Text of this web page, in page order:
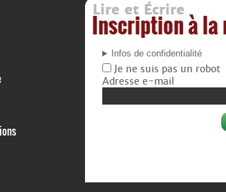
Lire et Écrire
Inscription à la
Infos de confidentialité
Je ne suis pas un robot
Adresse e-mail